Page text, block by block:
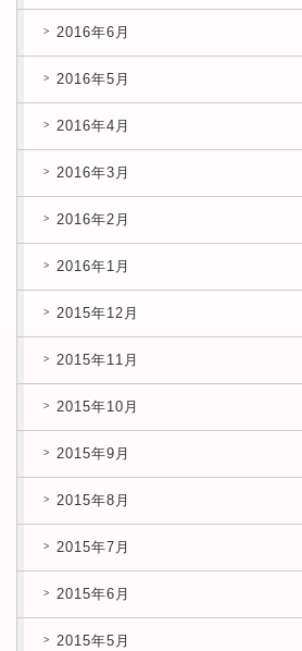
2016年6月
2016年5月
2016年4月
2016年3月
2016年2月
2016年1月
2015年12月
2015年11月
2015年10月
2015年9月
2015年8月
2015年7月
2015年6月
2015年5月